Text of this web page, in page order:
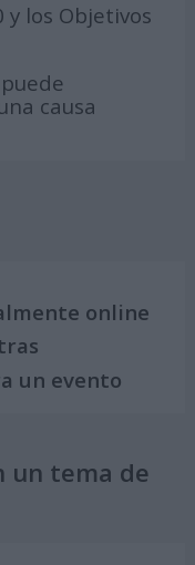
y los Objetivos
causa
online
un evento
un tema de